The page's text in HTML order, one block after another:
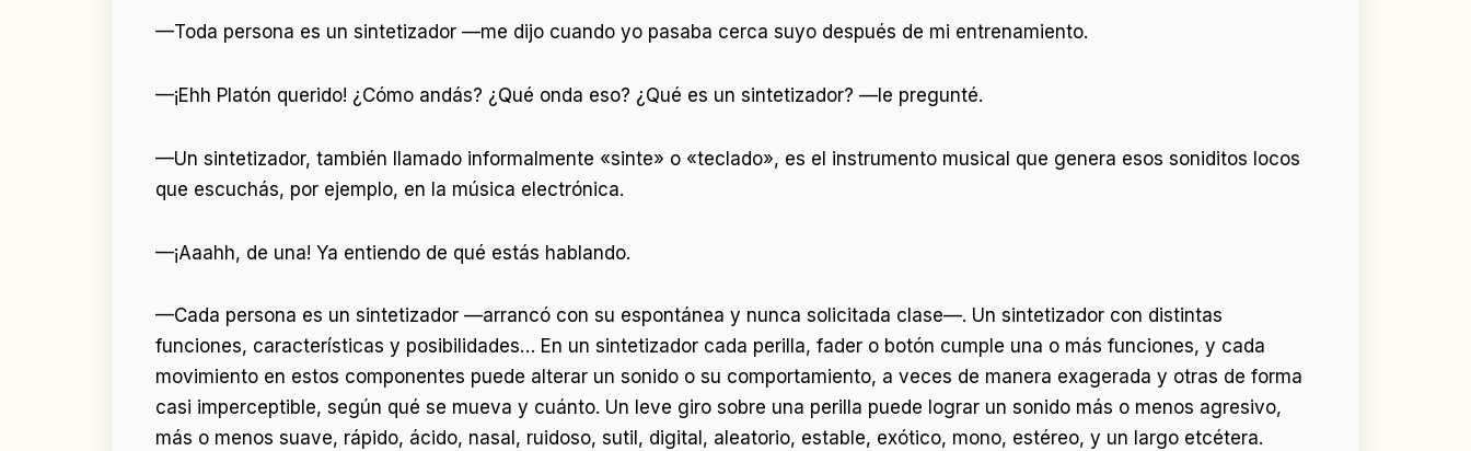
—Toda persona es un sintetizador —me dijo cuando yo pasaba cerca suyo después de mi entrenamiento.
—¡Ehh Platón querido! ¿Cómo andás? ¿Qué onda eso? ¿Qué es un sintetizador? —le pregunté.
—Un sintetizador, también llamado informalmente «sinte» o «teclado», es el instrumento musical que genera esos soniditos locos
que escuchás, por ejemplo, en la música electrónica.
—¡Aaahh, de una! Ya entiendo de qué estás hablando.
—Cada persona es un sintetizador —arrancó con su espontánea y nunca solicitada clase—. Un sintetizador con distintas
funciones, características y posibilidades… En un sintetizador cada perilla, fader o botón cumple una o más funciones, y cada
movimiento en estos componentes puede alterar un sonido o su comportamiento, a veces de manera exagerada y otras de forma
casi imperceptible, según qué se mueva y cuánto. Un leve giro sobre una perilla puede lograr un sonido más o menos agresivo,
más o menos suave, rápido, ácido, nasal, ruidoso, sutil, digital, aleatorio, estable, exótico, mono, estéreo, y un largo etcétera.